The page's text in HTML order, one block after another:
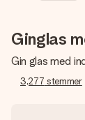
Ginglas
Gin glas med
3,277 stemmer